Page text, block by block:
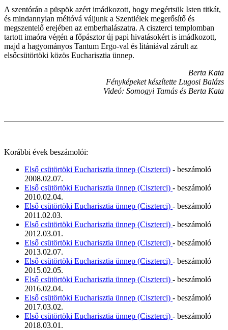
A szentórán a püspök azért imádkozott, hogy megértsük Isten titkát,
és mindannyian méltóvá váljunk a Szentlélek megerősítő és
megszentelő erejében az emberhalászatra. A ciszterci templomban
tartott imaóra végén a főpásztor új papi hivatásokért is imádkozott,
majd a hagyományos Tantum Ergo-val és litániával zárult az
elsőcsütörtöki közös Eucharisztia ünnep.
Berta Kata
Fényképeket készítette Lugosi Balázs
Videó: Somogyi Tamás és Berta Kata
Korábbi évek beszámolói:
Első csütörtöki Eucharisztia ünnep (Ciszterci) - beszámoló
2008.02.07.
Első csütörtöki Eucharisztia ünnep (Ciszterci) - beszámoló
2010.02.04.
Első csütörtöki Eucharisztia ünnep (Ciszterci) - beszámoló
2011.02.03.
Első csütörtöki Eucharisztia ünnep (Ciszterci) - beszámoló
2012.03.01.
Első csütörtöki Eucharisztia ünnep (Ciszterci) - beszámoló
2013.02.07.
Első csütörtöki Eucharisztia ünnep (Ciszterci) - beszámoló
2015.02.05.
Első csütörtöki Eucharisztia ünnep (Ciszterci) - beszámoló
2016.02.04.
Első csütörtöki Eucharisztia ünnep (Ciszterci) - beszámoló
2017.03.02.
Első csütörtöki Eucharisztia ünnep (Ciszterci) - beszámoló
2018.03.01.